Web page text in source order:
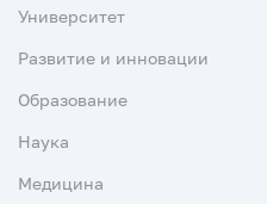
Университет
Развитие и инновации
Образование
Наука
Медицина